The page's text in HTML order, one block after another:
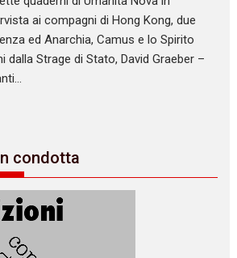
ai compagni di Hong Kong, due
ed Anarchia, Camus e lo Spirito
dalla Strage di Stato, David Graeber –
condotta